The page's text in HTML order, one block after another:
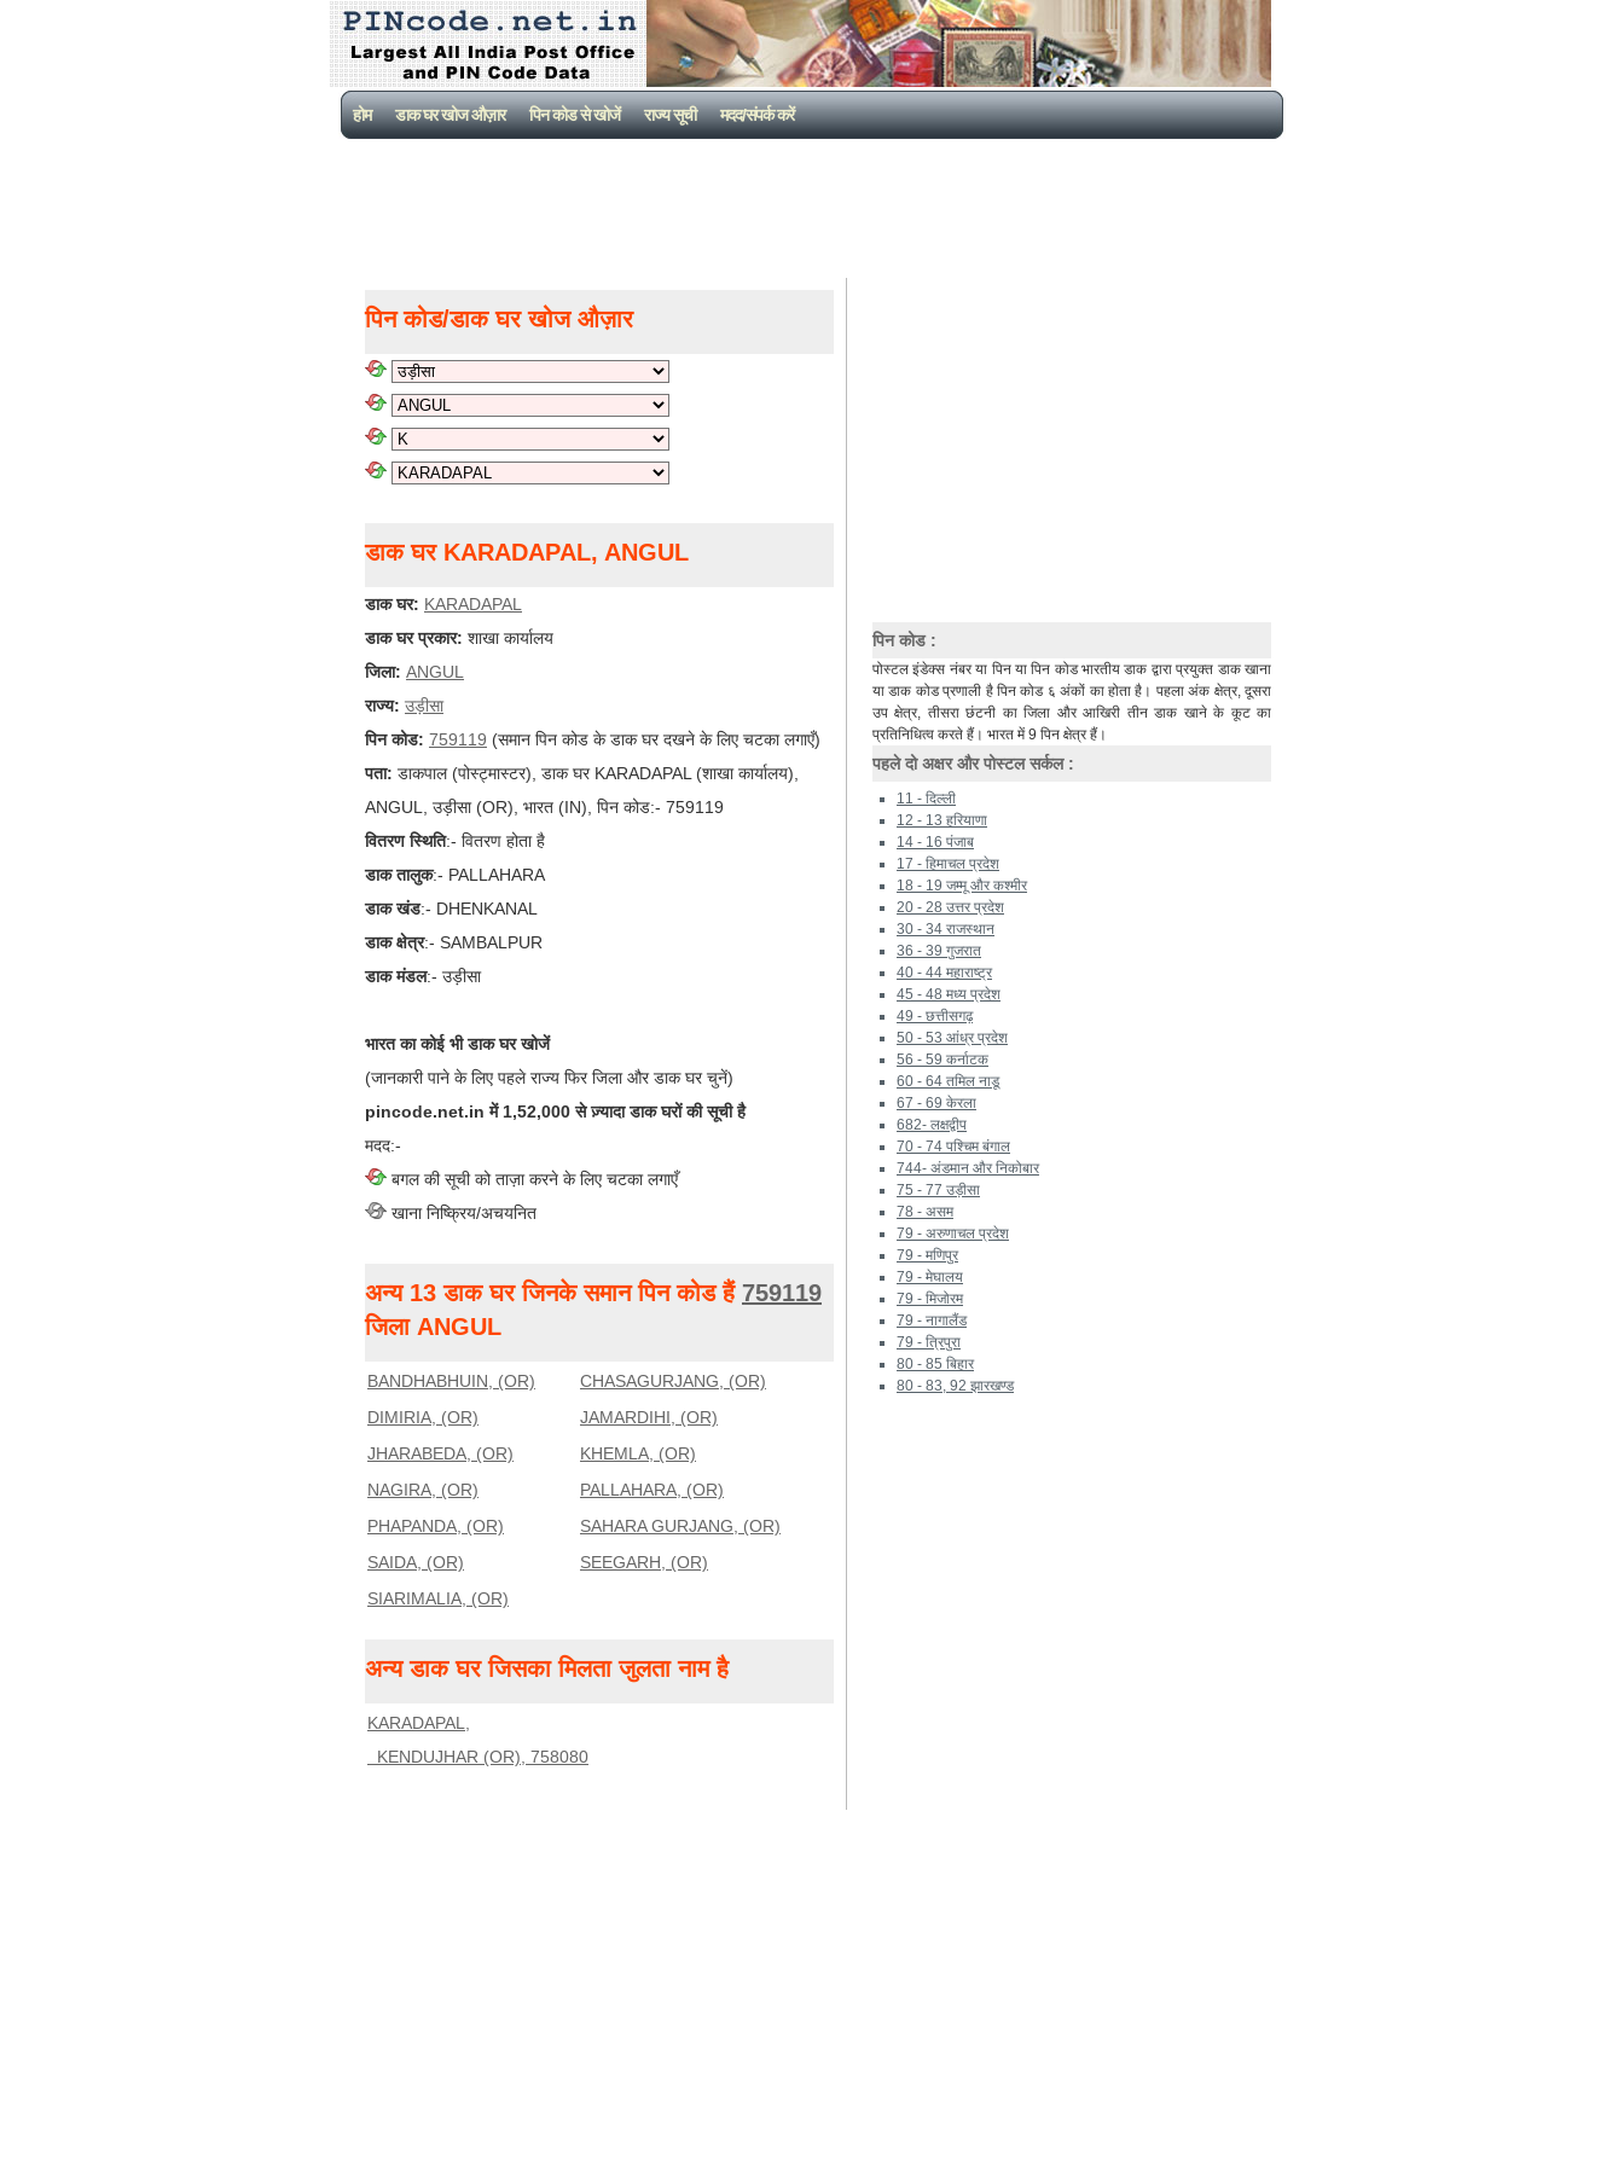
होम डाक घर खोज औज़ार पिन कोड से खोजें राज्य सूची मदद/संपर्क करें
पिन कोड/डाक घर खोज औज़ार
डाक घर KARADAPAL, ANGUL
डाक घर: KARADAPAL
डाक घर प्रकार: शाखा कार्यालय
जिला: ANGUL
राज्य: उड़ीसा
पिन कोड: 759119 (समान पिन कोड के डाक घर दखने के लिए चटका लगाएँ)
पता: डाकपाल (पोस्ट्मास्टर), डाक घर KARADAPAL (शाखा कार्यालय),
ANGUL, उड़ीसा (OR), भारत (IN), पिन कोड:- 759119
वितरण स्थिति:- वितरण होता है
डाक तालुक:- PALLAHARA
डाक खंड:- DHENKANAL
डाक क्षेत्र:- SAMBALPUR
डाक मंडल:- उड़ीसा
भारत का कोई भी डाक घर खोजें
(जानकारी पाने के लिए पहले राज्य फिर जिला और डाक घर चुनें)
pincode.net.in में 1,52,000 से ज़्यादा डाक घरों की सूची है
मदद:-
बगल की सूची को ताज़ा करने के लिए चटका लगाएँ
खाना निष्क्रिय/अचयनित
अन्य 13 डाक घर जिनके समान पिन कोड हैं 759119
जिला ANGUL
BANDHABHUIN, (OR)
CHASAGURJANG, (OR)
DIMIRIA, (OR)
JAMARDIHI, (OR)
JHARABEDA, (OR)
KHEMLA, (OR)
NAGIRA, (OR)
PALLAHARA, (OR)
PHAPANDA, (OR)
SAHARA GURJANG, (OR)
SAIDA, (OR)
SEEGARH, (OR)
SIARIMALIA, (OR)
अन्य डाक घर जिसका मिलता जुलता नाम है
KARADAPAL,
KENDUJHAR (OR), 758080
पिन कोड :
पोस्टल इंडेक्स नंबर या पिन या पिन कोड भारतीय डाक द्वारा प्रयुक्त डाक खाना
या डाक कोड प्रणाली है पिन कोड ६ अंकों का होता है। पहला अंक क्षेत्र, दूसरा
उप क्षेत्र, तीसरा छंटनी का जिला और आखिरी तीन डाक खाने के कूट का
प्रतिनिधित्व करते हैं। भारत में 9 पिन क्षेत्र हैं।
पहले दो अक्षर और पोस्टल सर्कल :
11 - दिल्ली
12 - 13 हरियाणा
14 - 16 पंजाब
17 - हिमाचल प्रदेश
18 - 19 जम्मू और कश्मीर
20 - 28 उत्तर प्रदेश
30 - 34 राजस्थान
36 - 39 गुजरात
40 - 44 महाराष्ट्र
45 - 48 मध्य प्रदेश
49 - छत्तीसगढ़
50 - 53 आंध्र प्रदेश
56 - 59 कर्नाटक
60 - 64 तमिल नाडू
67 - 69 केरला
682- लक्षद्वीप
70 - 74 पश्चिम बंगाल
744- अंडमान और निकोबार
75 - 77 उड़ीसा
78 - असम
79 - अरुणाचल प्रदेश
79 - मणिपुर
79 - मेघालय
79 - मिजोरम
79 - नागालैंड
79 - त्रिपुरा
80 - 85 बिहार
80 - 83, 92 झारखण्ड